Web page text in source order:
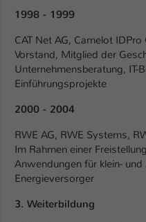
1998 - 1999
CAT Net AG, Camelot
Vorstand, Mitglied der
Unternehmensberatung, IT-
Einführungsprojekte
2000 - 2004
RWE AG, RWE Systems,
Im Rahmen einer
Anwendungen für klein-
Energieversorger
3. Weiterbildung
Name
Anbieter TYPO3
Laufzeit
Zweck
Dieser
ein